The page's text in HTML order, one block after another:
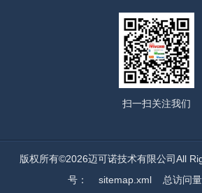
扫一扫关注我们
版权所有©2026迈可诺技术有限公司All
号：
sitemap.xml总访问量